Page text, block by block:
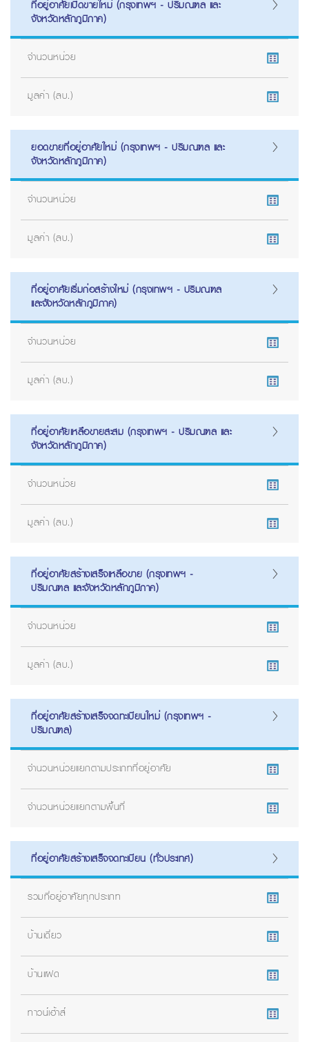
ที่อยู่อาศัยเปิดขายใหม่ (กรุงเทพฯ - ปริมณฑล และ
จังหวัดหลักภูมิภาค)
จำนวนหน่วย
มูลค่า (ลบ.)
ยอดขายที่อยู่อาศัยใหม่ (กรุงเทพฯ - ปริมณฑล และ
จังหวัดหลักภูมิภาค)
จำนวนหน่วย
มูลค่า (ลบ.)
ที่อยู่อาศัยเริ่มก่อสร้างใหม่ (กรุงเทพฯ - ปริมณฑล
และจังหวัดหลักภูมิภาค)
จำนวนหน่วย
มูลค่า (ลบ.)
ที่อยู่อาศัยเหลือขายสะสม (กรุงเทพฯ - ปริมณฑล และ
จังหวัดหลักภูมิภาค)
จำนวนหน่วย
มูลค่า (ลบ.)
ที่อยู่อาศัยสร้างเสร็จเหลือขาย (กรุงเทพฯ -
ปริมณฑล และจังหวัดหลักภูมิภาค)
จำนวนหน่วย
มูลค่า (ลบ.)
ที่อยู่อาศัยสร้างเสร็จจดทะเบียนใหม่ (กรุงเทพฯ -
ปริมณฑล)
จำนวนหน่วยแยกตามประเภทที่อยู่อาศัย
จำนวนหน่วยแยกตามพื้นที่
ที่อยู่อาศัยสร้างเสร็จจดทะเบียน (ทั่วประเทศ)
รวมที่อยู่อาศัยทุกประเภท
บ้านเดี่ยว
บ้านแฝด
ทาวน์เฮ้าส์